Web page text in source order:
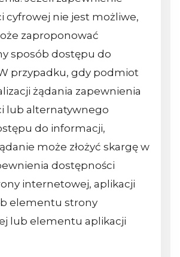
cyfrowej nie jest możliwe,
zaproponować
sposób dostępu do
przypadku, gdy podmiot
żądania zapewnienia
lub alternatywnego
do informacji,
może złożyć skargę w
dostępności
internetowej, aplikacji
elementu strony
lub elementu aplikacji